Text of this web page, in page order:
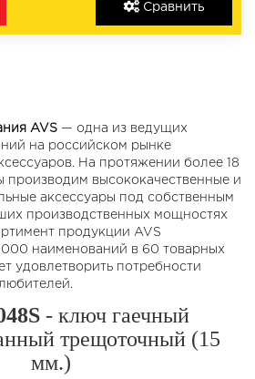
Сравнить
AVS — одна из ведущих
на российском рынке
На протяжении более 18
производим высококачественные и
аксессуары под собственным
производственных мощностях
продукции AVS
000 наименований в 60 товарных
удовлетворить потребности
- ключ гаечный
трещоточный (15
мм.)